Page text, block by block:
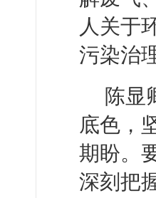
人关于
污染治
陈显
底色，
期盼。
深刻把